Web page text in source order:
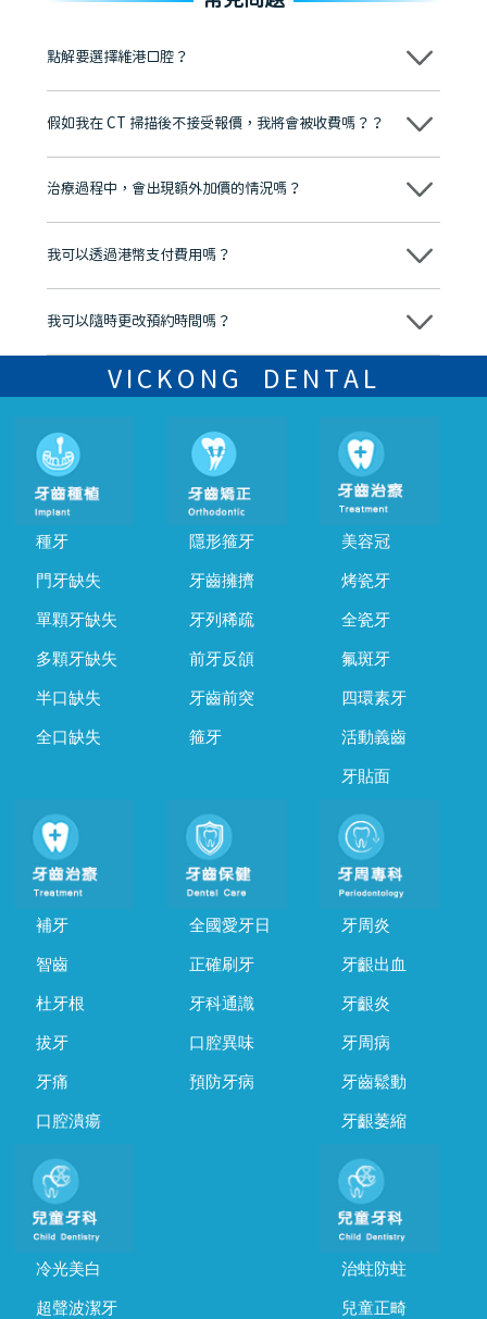
點解要選擇維港口腔？
維港口腔踐行「醫道濟世」的大學校訓，各分院匯聚來自香港、內地的
牌」、「2025香港企業領袖品牌」，是諾貝爾種植系統全球放心植牙中
至今已服務超過三十個國家和地區的顧客，受到粵港澳大灣區及周邊城
市市民極高的口碑評價及信任推薦 珠海、深圳設有八大分院，香港亦設
有咨詢及服務保障中心，有任何問題都可以隨時預約免費咨詢，讓人十
假如我在 CT 掃描後不接受報價，我將會被收費嗎？？
不會！只要未開始實際服務之前，你不會被收取任何費用。
治療過程中，會出現額外加價的情況嗎？
不會，治療前我們會詳細說明治療方案及對應的價錢，顧客同意並簽字
我可以透過港幣支付費用嗎？
可以。維港口腔會按照當日匯率轉算收取費用，而匯率會及時告知客人
我可以隨時更改預約時間嗎？
可以，請盡早通過wechat或whatsapp聯絡我們，告知我們你原本預約
的時間及資料，並且重新預約的日期及時段
VICKONG DENTAL
種牙
門牙缺失
單顆牙缺失
多顆牙缺失
半口缺失
全口缺失
隱形箍牙
牙齒擁擠
牙列稀疏
前牙反頜
牙齒前突
箍牙
美容冠
烤瓷牙
全瓷牙
氟斑牙
四環素牙
活動義齒
牙貼面
補牙
智齒
杜牙根
拔牙
牙痛
口腔潰瘍
全國愛牙日
正確刷牙
牙科通識
口腔異味
預防牙病
牙周炎
牙齦出血
牙齦炎
牙周病
牙齒鬆動
牙齦萎縮
冷光美白
超聲波潔牙
治蛀防蛀
兒童正畸